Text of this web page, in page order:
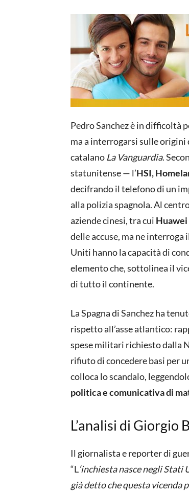
Pedro Sanchez è in difficoltà
ma a interrogarsi sulle
catalano La Vanguardia.
statunitense — l’HSI,
decifrando il telefono di un
alla polizia spagnola. Al
aziende cinesi, tra cui Huawei
delle accuse, ma ne
Uniti hanno la capacità di
elemento che, sottolinea il
di tutto il continente.
La Spagna di Sanchez ha
rispetto all’asse atlantico:
spese militari richiesto dalla
rifiuto di concedere basi per
colloca lo scandalo,
politica e comunicativa di
L’analisi di Giorgio
Il giornalista e reporter di
“L‘inchiesta nasce negli
già detto che questa vicenda